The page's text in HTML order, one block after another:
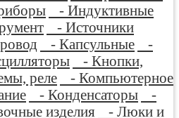
- Индуктивные
- Источники
- Капсульные
-
- Кнопки,
реле
- Компьютерное
- Конденсаторы
-
изделия
- Люки и